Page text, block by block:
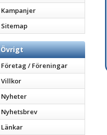
Kampanjer
Sitemap
Övrigt
Företag / Föreningar
Villkor
Nyheter
Nyhetsbrev
Länkar